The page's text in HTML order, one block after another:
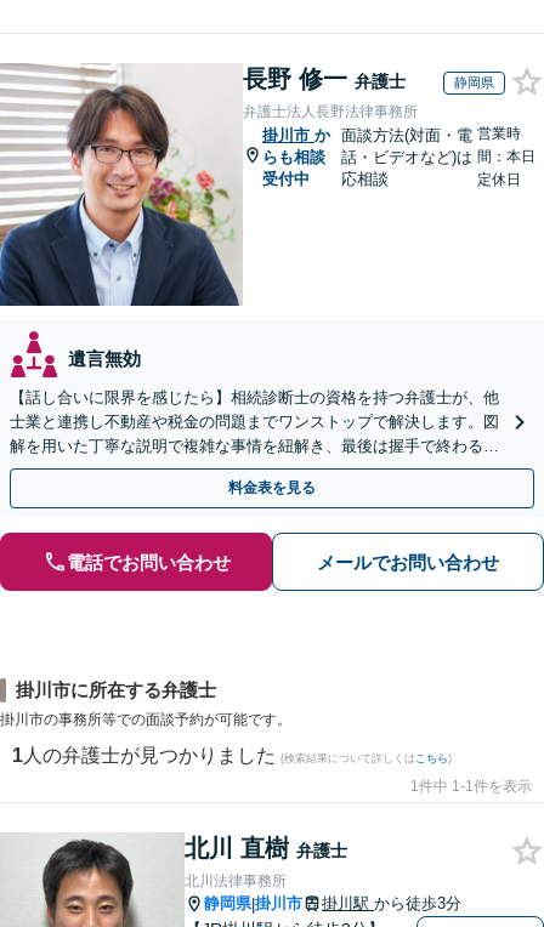
長野 修一 弁護士 静岡県
弁護士法人長野法律事務所
掛川市 か
らも相談
受付中
面談方法(対面・電
話・ビデオなど)は
応相談
営業時
間：本日
定休日
遺言無効
【話し合いに限界を感じたら】相続診断士の資格を持つ弁護士が、他
士業と連携し不動産や税金の問題までワンストップで解決します。図
解を用いた丁寧な説明で複雑な事情を紐解き、最後は握手で終わる円
満な解決へ導きます。【東海エリア・神奈川県対応】
料金表を見る
電話でお問い合わせ メールでお問い合わせ
掛川市に所在する弁護士
掛川市の事務所等での面談予約が可能です。
1 人の弁護士が見つかりました (検索結果について詳しくは こちら)
1件中 1-1件を表示
北川 直樹 弁護士
北川法律事務所
静岡県|掛川市 掛川駅 から徒歩3分